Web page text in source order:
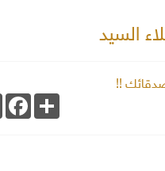
السيد
!!
Share